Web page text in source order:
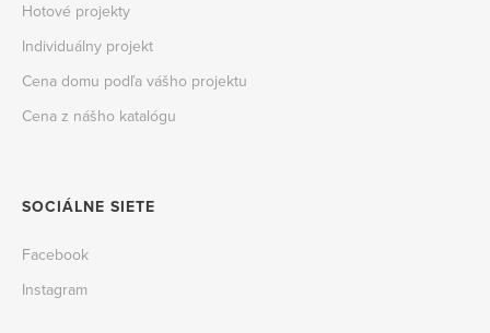
Hotové projekty
Individuálny projekt
Cena domu podľa vášho projektu
Cena z nášho katalógu
SOCIÁLNE SIETE
Facebook
Instagram